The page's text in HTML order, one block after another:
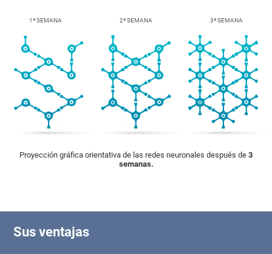
1ª SEMANA 2ª SEMANA 3ª SEMANA
Proyección gráfica orientativa de las redes neuronales después de 3
semanas.
Sus ventajas